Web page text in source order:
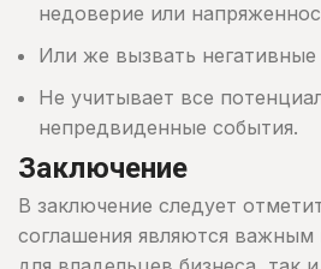
недоверие или
Или же вызвать
Не учитывает все
непредвиденные события.
Заключение
В заключение следует
соглашения являются